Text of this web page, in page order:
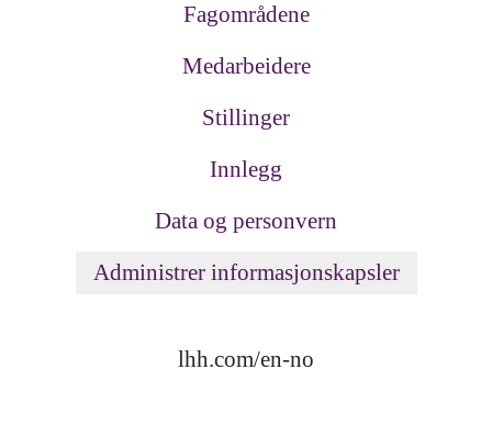
Fagområdene
Medarbeidere
Stillinger
Innlegg
Data og personvern
Administrer informasjonskapsler
lhh.com/en-no